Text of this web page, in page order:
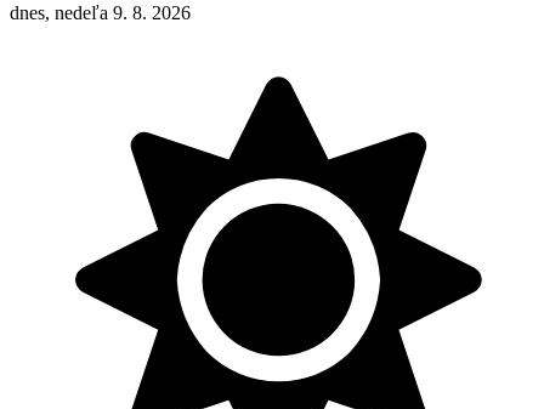
dnes, nedeľa 9. 8. 2026